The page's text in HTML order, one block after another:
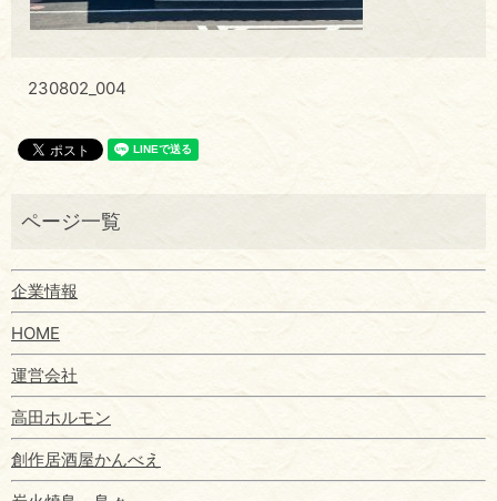
230802_004
企業情報
HOME
運営会社
高田ホルモン
創作居酒屋かんべえ